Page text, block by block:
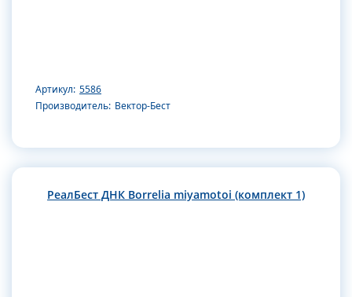
Артикул: 5586
Производитель: Вектор-Бест
РеалБест ДНК Borrelia miyamotoi (комплект 1)